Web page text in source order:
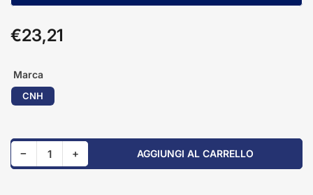
Prezzo
standard
€23,21
Marca
CNH
−Riduci quantità per 84202683
Quantità +Aumenta quantità per 84202683 AGGIUNGI AL CARRELLO